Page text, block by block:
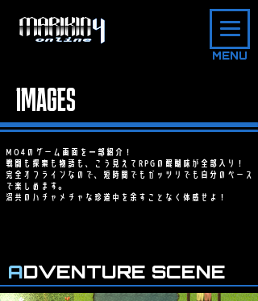
MENU
IMAGES
MO4のゲーム画面を一部紹介！
戦闘も探索も物語も、こう見えてRPGの醍醐味が全部入り！
完全オフラインなので、短時間でもガッツリでも自分のペース
で楽しめます。
​沼共のハチャメチャな珍道中を余すことなく体感せよ！
ADVENTURE SCENE